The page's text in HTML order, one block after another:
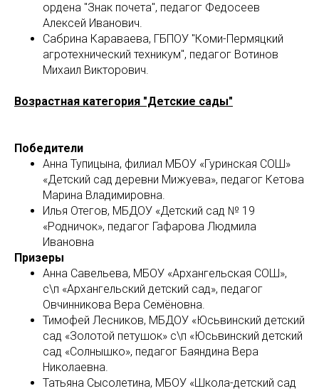
ордена "Знак почета", педагог Федосеев
Алексей Иванович.
Сабрина Караваева, ГБПОУ "Коми-Пермяцкий
агротехнический техникум", педагог Вотинов
Михаил Викторович.
Возрастная категория "Детские сады"
Победители
Анна Тупицына, филиал МБОУ «Гуринская СОШ»
«Детский сад деревни Мижуева», педагог Кетова
Марина Владимировна.
Илья Отегов, МБДОУ «Детский сад № 19
«Родничок», педагог Гафарова Людмила
Ивановна
Призеры
Анна Савельева, МБОУ «Архангельская СОШ»,
с\п «Архангельский детский сад», педагог
Овчинникова Вера Семёновна.
Тимофей Лесников, МБДОУ «Юсьвинский детский
сад «Золотой петушок» с\п «Юсьвинский детский
сад «Солнышко», педагог Баяндина Вера
Николаевна.
Татьяна Сысолетина, МБОУ «Школа-детский сад